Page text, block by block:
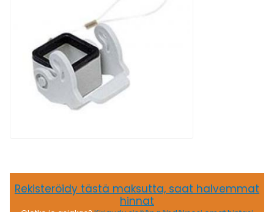
Rekisteröidy tästä maksutta, saat halvemmat
hinnat